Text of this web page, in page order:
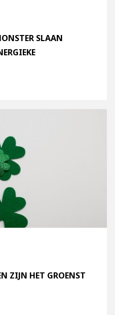
SLAAN
ZIJN HET GROENST